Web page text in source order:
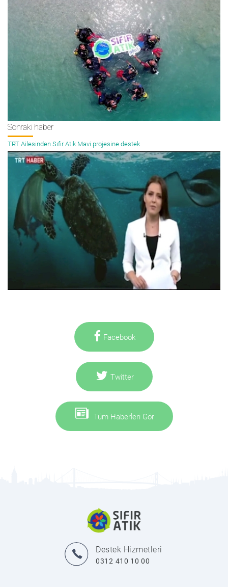
Sonraki haber
TRT Ailesinden Sıfır Atık Mavi projesine destek
Facebook
Twitter
Tüm Haberleri Gör
Destek Hizmetleri
0312 410 10 00